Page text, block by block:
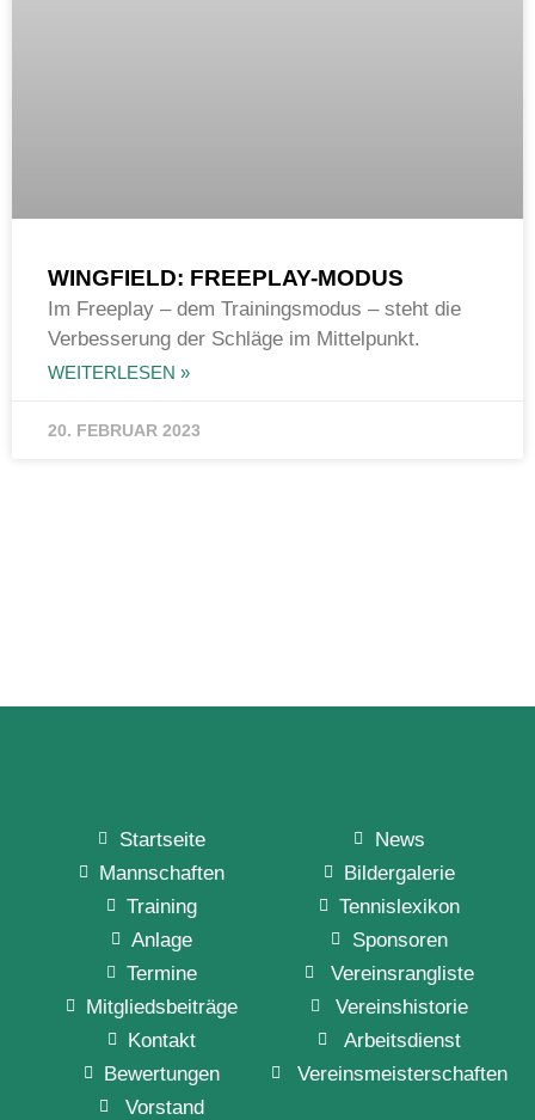
WINGFIELD: FREEPLAY-MODUS
Im Freeplay – dem Trainingsmodus – steht die
Verbesserung der Schläge im Mittelpunkt.
WEITERLESEN »
20. FEBRUAR 2023
Startseite
Mannschaften
Training
Anlage
News
Bildergalerie
Tennislexikon
Sponsoren
Termine
Mitgliedsbeiträge
Kontakt
Bewertungen
Vereinsrangliste
Vereinshistorie
Arbeitsdienst
Vereinsmeisterschaften
Vorstand